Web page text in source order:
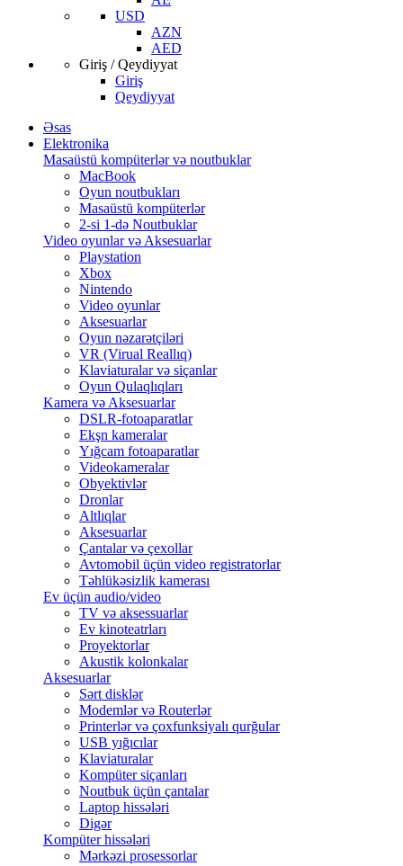
USD
AZN
AED
Giriş / Qeydiyyat
Giriş
Qeydiyyat
Əsas
Elektronika
Masaüstü kompüterlər və noutbuklar
MacBook
Oyun noutbukları
Masaüstü kompüterlər
2-si 1-də Noutbuklar
Video oyunlar və Aksesuarlar
Playstation
Xbox
Nintendo
Video oyunlar
Aksesuarlar
Oyun nəzarətçiləri
VR (Virual Reallıq)
Klaviaturalar və siçanlar
Oyun Qulaqlıqları
Kamera və Aksesuarlar
DSLR-fotoaparatlar
Ekşn kameralar
Yığcam fotoaparatlar
Videokameralar
Obyektivlər
Dronlar
Altlıqlar
Aksesuarlar
Çantalar və çexollar
Avtomobil üçün video registratorlar
Təhlükəsizlik kamerası
Ev üçün audio/video
TV və aksessuarlar
Ev kinoteatrları
Proyektorlar
Akustik kolonkalar
Aksesuarlar
Sərt disklər
Modemlər və Routerlər
Printerlər və çoxfunksiyalı qurğular
USB yığıcılar
Klaviaturalar
Kompüter siçanları
Noutbuk üçün çantalar
Laptop hissələri
Digər
Kompüter hissələri
Mərkəzi prosessorlar